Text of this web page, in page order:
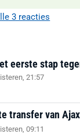
3 reacties
eerste stap
21:57
transfer van
09:11